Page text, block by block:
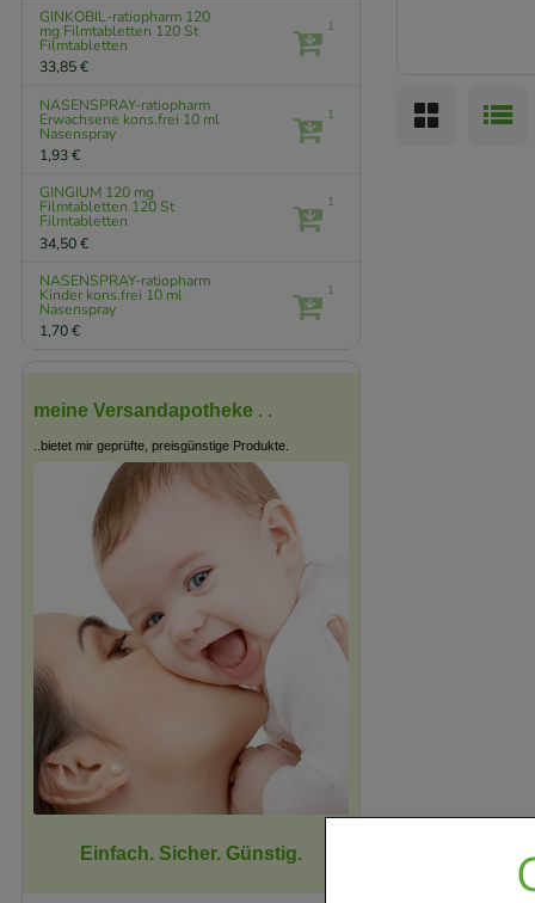
GINKOBIL-ratiopharm 120
mg Filmtabletten 120 St
Filmtabletten
33,85 €
1
NASENSPRAY-ratiopharm
Erwachsene kons.frei 10 ml
Nasenspray
1,93 €
1
GINGIUM 120 mg
Filmtabletten 120 St
Filmtabletten
34,50 €
1
NASENSPRAY-ratiopharm
Kinder kons.frei 10 ml
Nasenspray
1,70 €
1
meine Versandapotheke . .
..bietet mir geprüfte, preisgünstige Produkte.
Einfach. Sicher. Günstig.